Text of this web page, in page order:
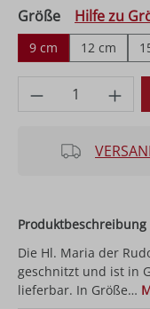
Größeauswählen
Hilfe zu
9 cm 12 cm
Produkt
Produktbeschreibung
Die Hl. Maria der
geschnitzt und ist in
lieferbar. In Größe…